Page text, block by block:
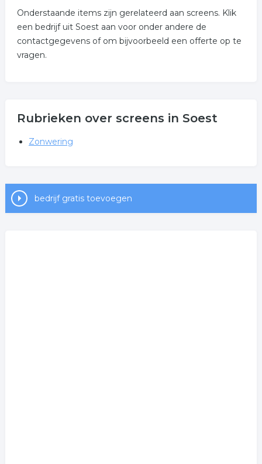
Onderstaande items zijn gerelateerd aan screens. Klik
een bedrijf uit Soest aan voor onder andere de
contactgegevens of om bijvoorbeeld een offerte op te
vragen.
Rubrieken over screens in Soest
Zonwering
bedrijf gratis toevoegen